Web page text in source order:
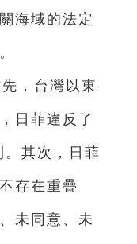
海域的法定
，台灣以東
日菲違反了
其次，日菲
存在重疊
未同意、未